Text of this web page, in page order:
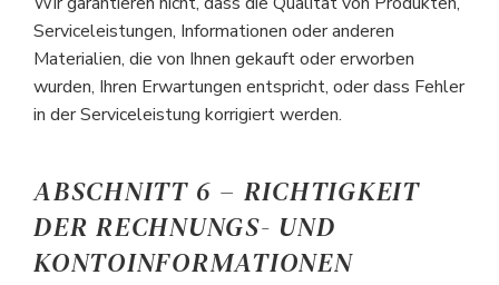
Serviceleistungen, Informationen oder anderen
Materialien, die von Ihnen gekauft oder erworben
wurden, Ihren Erwartungen entspricht, oder dass Fehler
in der Serviceleistung korrigiert werden.
ABSCHNITT 6 – RICHTIGKEIT
DER RECHNUNGS- UND
KONTOINFORMATIONEN